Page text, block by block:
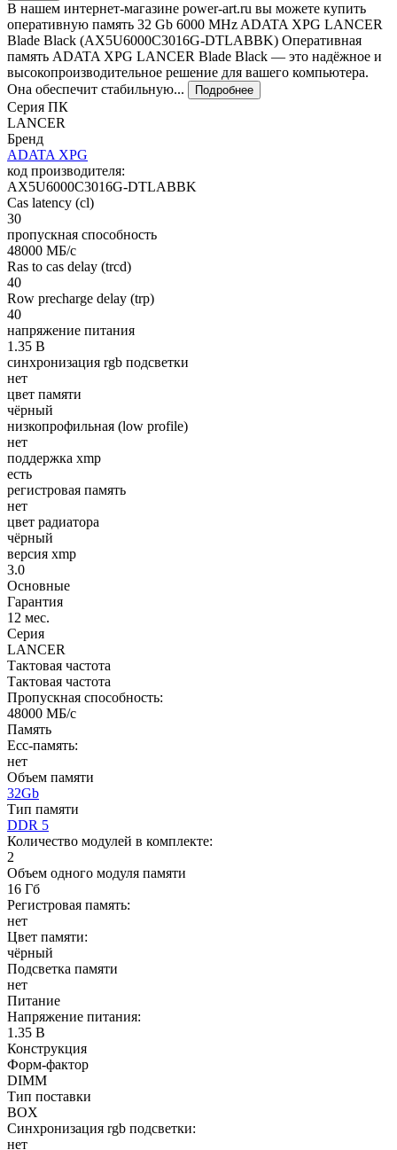
В нашем интернет-магазине power-art.ru вы можете купить
оперативную память 32 Gb 6000 MHz ADATA XPG LANCER
Blade Black (AX5U6000C3016G-DTLABBK) Оперативная
память ADATA XPG LANCER Blade Black — это надёжное и
высокопроизводительное решение для вашего компьютера.
Она обеспечит стабильную...
Подробнее
Серия ПК
LANCER
Бренд
ADATA XPG
код производителя:
AX5U6000C3016G-DTLABBK
Cas latency (cl)
30
пропускная способность
48000 МБ/с
Ras to cas delay (trcd)
40
Row precharge delay (trp)
40
напряжение питания
1.35 В
синхронизация rgb подсветки
нет
цвет памяти
чёрный
низкопрофильная (low profile)
нет
поддержка xmp
есть
регистровая память
нет
цвет радиатора
чёрный
версия xmp
3.0
Основные
Гарантия
12 мес.
Серия
LANCER
Тактовая частота
Тактовая частота
Пропускная способность:
48000 МБ/с
Память
Ecc-память:
нет
Объем памяти
32Gb
Тип памяти
DDR 5
Количество модулей в комплекте:
2
Объем одного модуля памяти
16 Гб
Регистровая память:
нет
Цвет памяти:
чёрный
Подсветка памяти
нет
Питание
Напряжение питания:
1.35 В
Конструкция
Форм-фактор
DIMM
Тип поставки
BOX
Синхронизация rgb подсветки:
нет